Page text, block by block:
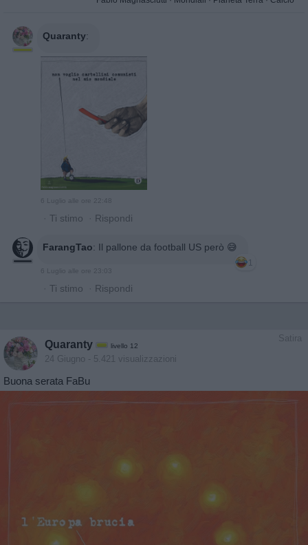
Quaranty:
· Ti stimo · Rispondi
FarangTao: Il pallone da football US però 😅
1
· Ti stimo · Rispondi
Satira
Quaranty livello 12
24 Giugno - 5.421 visualizzazioni
Buona serata FaBu